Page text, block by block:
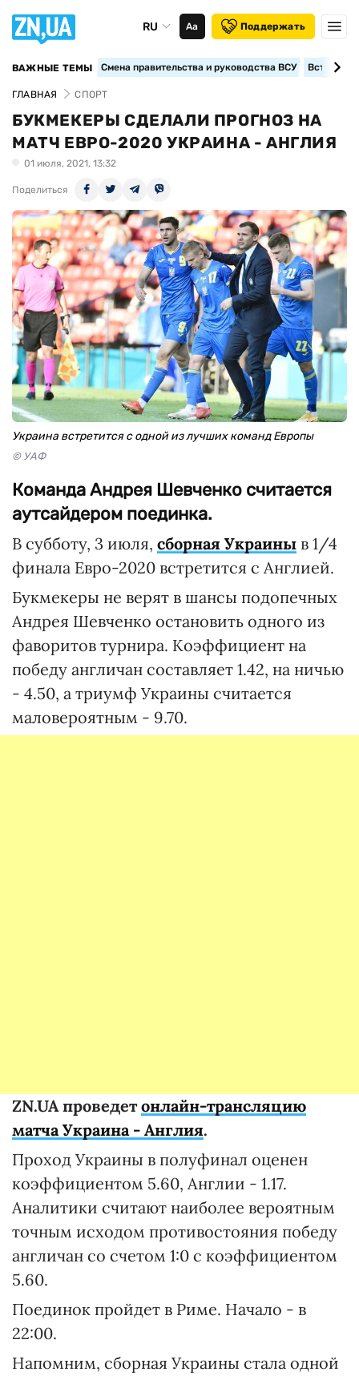
RU Аа Поддержать
ВАЖНЫЕ ТЕМЫ Смена правительства и руководства ВСУ
ГЛАВНАЯ СПОРТ
БУКМЕКЕРЫ СДЕЛАЛИ ПРОГНОЗ НА
МАТЧ ЕВРО-2020 УКРАИНА - АНГЛИЯ
01 июля, 2021, 13:32
Поделиться
Украина встретится с одной из лучших команд Европы
© УАФ
Команда Андрея Шевченко считается
аутсайдером поединка.
В субботу, 3 июля, сборная Украины в 1/4
финала Евро-2020 встретится с Англией.
Букмекеры не верят в шансы подопечных
Андрея Шевченко остановить одного из
фаворитов турнира. Коэффициент на
победу англичан составляет 1.42, на ничью
- 4.50, а триумф Украины считается
маловероятным - 9.70.
ZN.UA проведетонлайн-трансляцию
матча Украина - Англия.
Проход Украины в полуфинал оценен
коэффициентом 5.60, Англии - 1.17.
Аналитики считают наиболее вероятным
точным исходом противостояния победу
англичан со счетом 1:0 с коэффициентом
5.60.
Поединок пройдет в Риме. Начало - в
22:00.
Напомним, сборная Украины стала одной